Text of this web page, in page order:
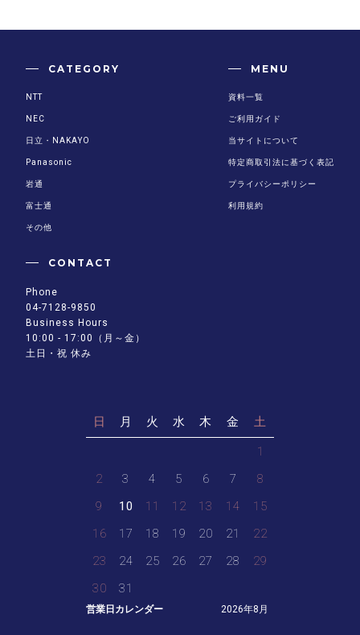
営業日カレンダー 2026年8月
日 月 火 水 木 金 土
1
2
3 4 5 6 7
8
9
10 11 12 13 14
15
16
17 18 19 20 21
22
23
24 25 26 27 28
29
30
31
CATEGORY
NTT
NEC
日立・NAKAYO
Panasonic
岩通
富士通
その他
MENU
資料一覧
ご利用ガイド
当サイトについて
特定商取引法に基づく表記
プライバシーポリシー
利用規約
CONTACT
Phone
04-7128-9850
Business Hours
10:00 - 17:00（月～金）
土日・祝 休み